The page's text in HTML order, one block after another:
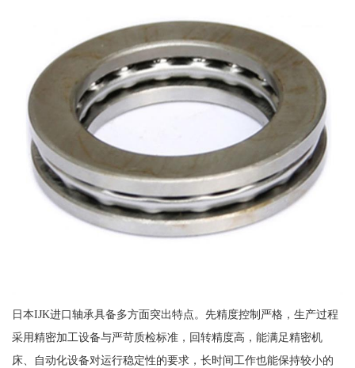
日本IJK进口轴承具备多方面突出特点。先精度控制严格，生产过程
采用精密加工设备与严苛质检标准，回转精度高，能满足精密机
床、自动化设备对运行稳定性的要求，长时间工作也能保持较小的